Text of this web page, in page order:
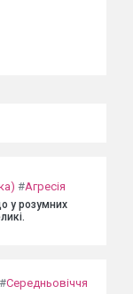
#Агресія
у розумних
#Середньовіччя